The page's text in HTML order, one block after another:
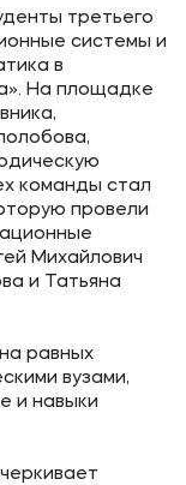
третьего
системы и
в
На площадке
команды стал
провели
Михайлович
и Татьяна
равных
вузами,
и навыки